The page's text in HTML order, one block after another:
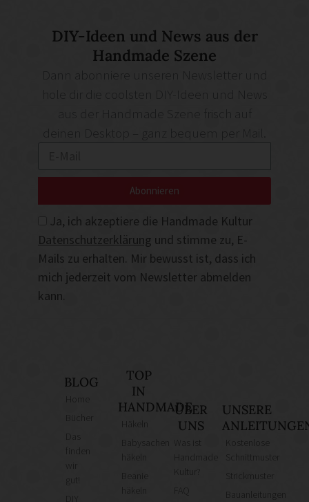
DIY-Ideen und News aus der
Handmade Szene
deinen Desktop – ganz bequem per Mail.
Ja, ich akzeptiere die Handmade Kultur
Datenschutzerklärung und stimme zu, E-
Mails zu erhalten. Mir bewusst ist, dass ich
mich jederzeit vom Newsletter abmelden
kann.
Abonnieren
BLOG
finden
gut!
TOP
IN
HANDMADE
häkeln
ÜBER
UNS
Was ist
Kultur?
UNSERE
Kostenlose
Schnittmuster
Strickmuster
Bauanleitungen